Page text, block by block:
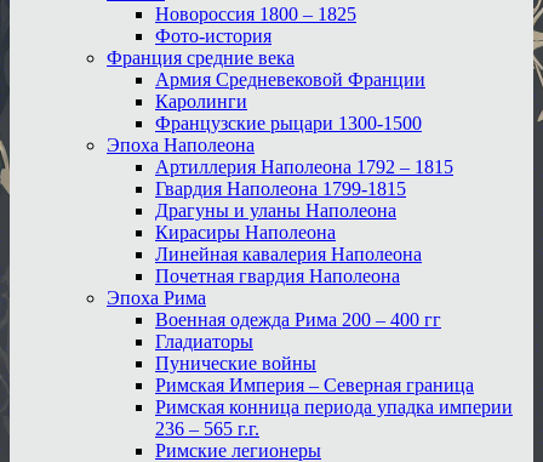
Новороссия 1800 – 1825
Фото-история
Франция средние века
Армия Средневековой Франции
Каролинги
Французские рыцари 1300-1500
Эпоха Наполеона
Артиллерия Наполеона 1792 – 1815
Гвардия Наполеона 1799-1815
Драгуны и уланы Наполеона
Кирасиры Наполеона
Линейная кавалерия Наполеона
Почетная гвардия Наполеона
Эпоха Рима
Военная одежда Рима 200 – 400 гг
Гладиаторы
Пунические войны
Римская Империя – Северная граница
Римская конница периода упадка империи
236 – 565 г.г.
Римские легионеры